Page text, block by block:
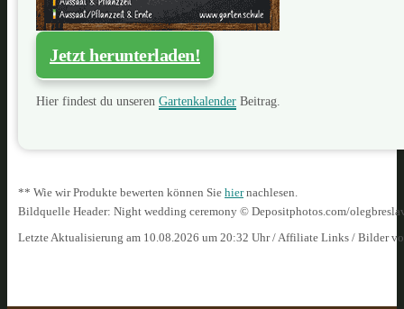
Jetzt herunterladen!
Hier findest du unseren Gartenkalender Beitrag.
** Wie wir Produkte bewerten können Sie hiernachlesen.
Bildquelle Header: Night wedding ceremony © Depositphotos.com/
Letzte Aktualisierung am 10.08.2026 um 20:32 Uhr / Affiliate Links / Bilder